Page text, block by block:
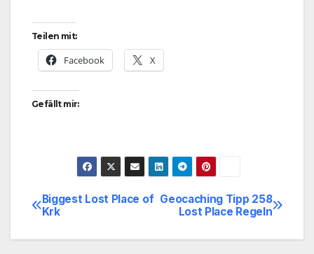
Teilen mit:
Facebook X
Gefällt mir:
Beitragsnavigation
Geocaching Tipp 258
Lost Place Regeln
Biggest Lost Place of
Krk